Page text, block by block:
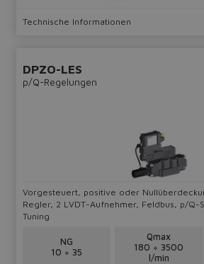
Technische Informationen
DPZO-LES
p/Q-Regelungen
Vorgesteuert, positive oder
Regler, 2 LVDT-Aufnehmer, Feldbus, p/Q-
Tuning
NG
10 ÷ 35
Qmax
180 ÷ 3500
l/min